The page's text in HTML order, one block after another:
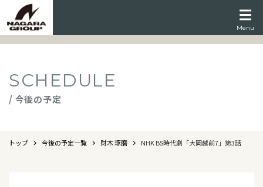
Menu
SCHEDULE
/ 今後の予定
トップ 今後の予定一覧 財木 琢磨 NHK BS時代劇「大岡越前7」第3話